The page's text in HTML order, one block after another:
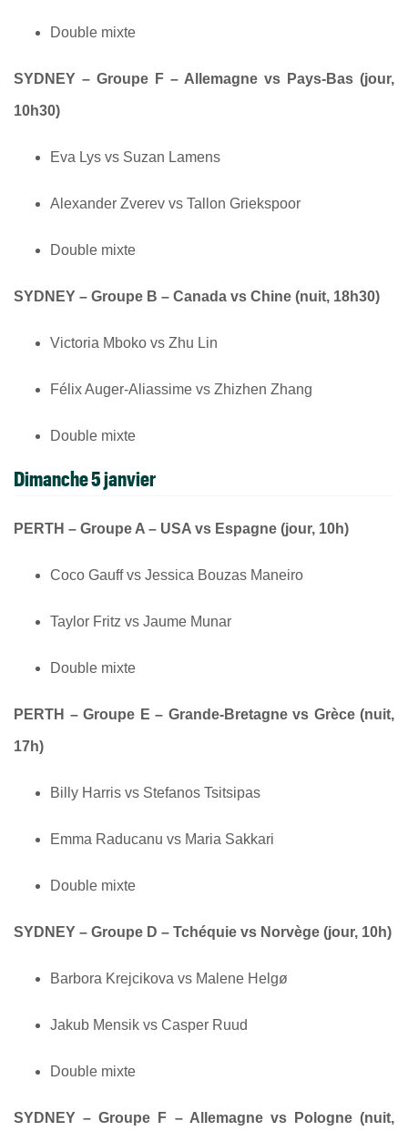
Double mixte
SYDNEY – Groupe F – Allemagne vs Pays-Bas (jour,
10h30)
Eva Lys vs Suzan Lamens
Alexander Zverev vs Tallon Griekspoor
Double mixte
SYDNEY – Groupe B – Canada vs Chine (nuit, 18h30)
Victoria Mboko vs Zhu Lin
Félix Auger-Aliassime vs Zhizhen Zhang
Double mixte
Dimanche 5 janvier
PERTH – Groupe A – USA vs Espagne (jour, 10h)
Coco Gauff vs Jessica Bouzas Maneiro
Taylor Fritz vs Jaume Munar
Double mixte
PERTH – Groupe E – Grande-Bretagne vs Grèce (nuit,
17h)
Billy Harris vs Stefanos Tsitsipas
Emma Raducanu vs Maria Sakkari
Double mixte
SYDNEY – Groupe D – Tchéquie vs Norvège (jour, 10h)
Barbora Krejcikova vs Malene Helgø
Jakub Mensik vs Casper Ruud
Double mixte
SYDNEY – Groupe F – Allemagne vs Pologne (nuit,